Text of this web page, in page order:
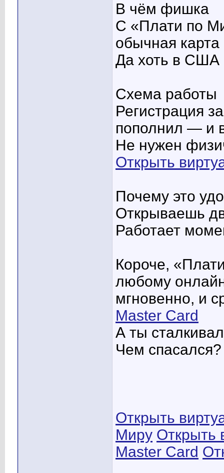
В чём фишка
С «Плати по
обычная карта
Да хоть в США
Схема работы
Регистрация
пополнил — и
Не нужен
Открыть
Почему это
Открываешь
Работает
Короче,
любому
мгновенно, и
Master Card
А ты
Чем
Открыть
Миру Открыть
Master Card